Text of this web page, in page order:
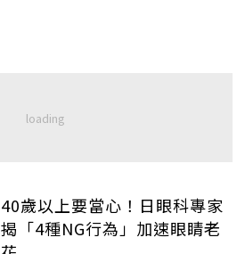
40歲以上要當心！日眼科專家
揭「4種NG行為」加速眼睛老